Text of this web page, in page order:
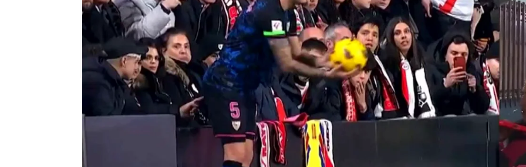
El Chiringuito
06 de febrero de 2024, 01:31